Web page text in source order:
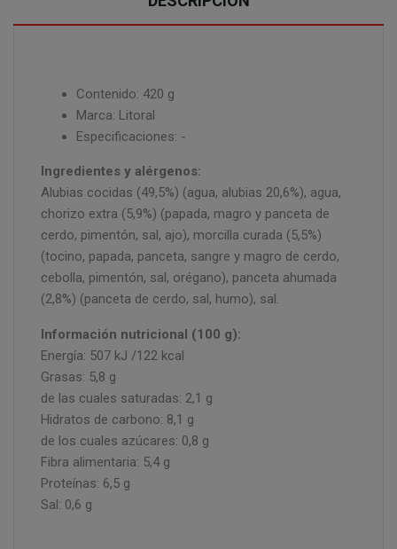
Contenido: 420 g
Marca: Litoral
Especificaciones: -
Ingredientes y alérgenos:
Alubias cocidas (49,5%) (agua, alubias 20,6%), agua,
chorizo extra (5,9%) (papada, magro y panceta de
cerdo, pimentón, sal, ajo), morcilla curada (5,5%)
(tocino, papada, panceta, sangre y magro de cerdo,
cebolla, pimentón, sal, orégano), panceta ahumada
(2,8%) (panceta de cerdo, sal, humo), sal.
Información nutricional (100 g):
Energía: 507 kJ /122 kcal
Grasas: 5,8 g
de las cuales saturadas: 2,1 g
Hidratos de carbono: 8,1 g
de los cuales azúcares: 0,8 g
Fibra alimentaria: 5,4 g
Proteínas: 6,5 g
Sal: 0,6 g